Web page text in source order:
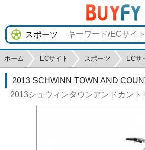
ホーム ECサイト スポーツ ECサ
2013 SCHWINN TOWN AND
2013シュウィンタウンアンドカント